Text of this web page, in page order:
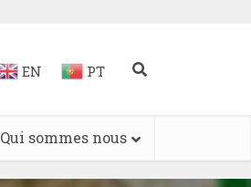
EN PT
Qui sommes nous